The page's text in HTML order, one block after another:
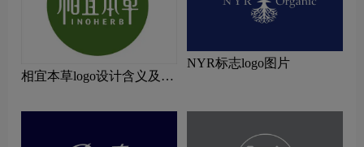
相宜本草logo设计含义及设
NYR标志logo图片